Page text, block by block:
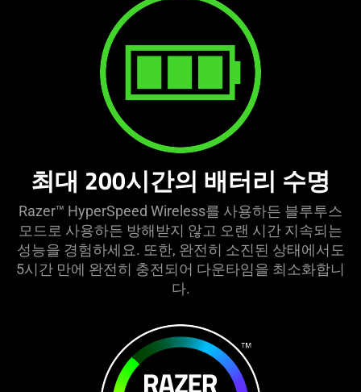
최대 200시간의 배터리 수명
Razer™ HyperSpeed Wireless를 사용하든 블루투스
모드로 사용하든 방해받지 않고 오랜 시간 지속되는
성능을 경험하세요. 또한, 완전히 소진된 상태에서도
5시간 만에 완전히 충전되어 다운타임을 최소화합니
다.